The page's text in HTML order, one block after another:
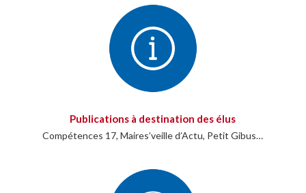
Publications à destination des élus
Compétences 17, Maires’veille d’Actu, Petit Gibus…